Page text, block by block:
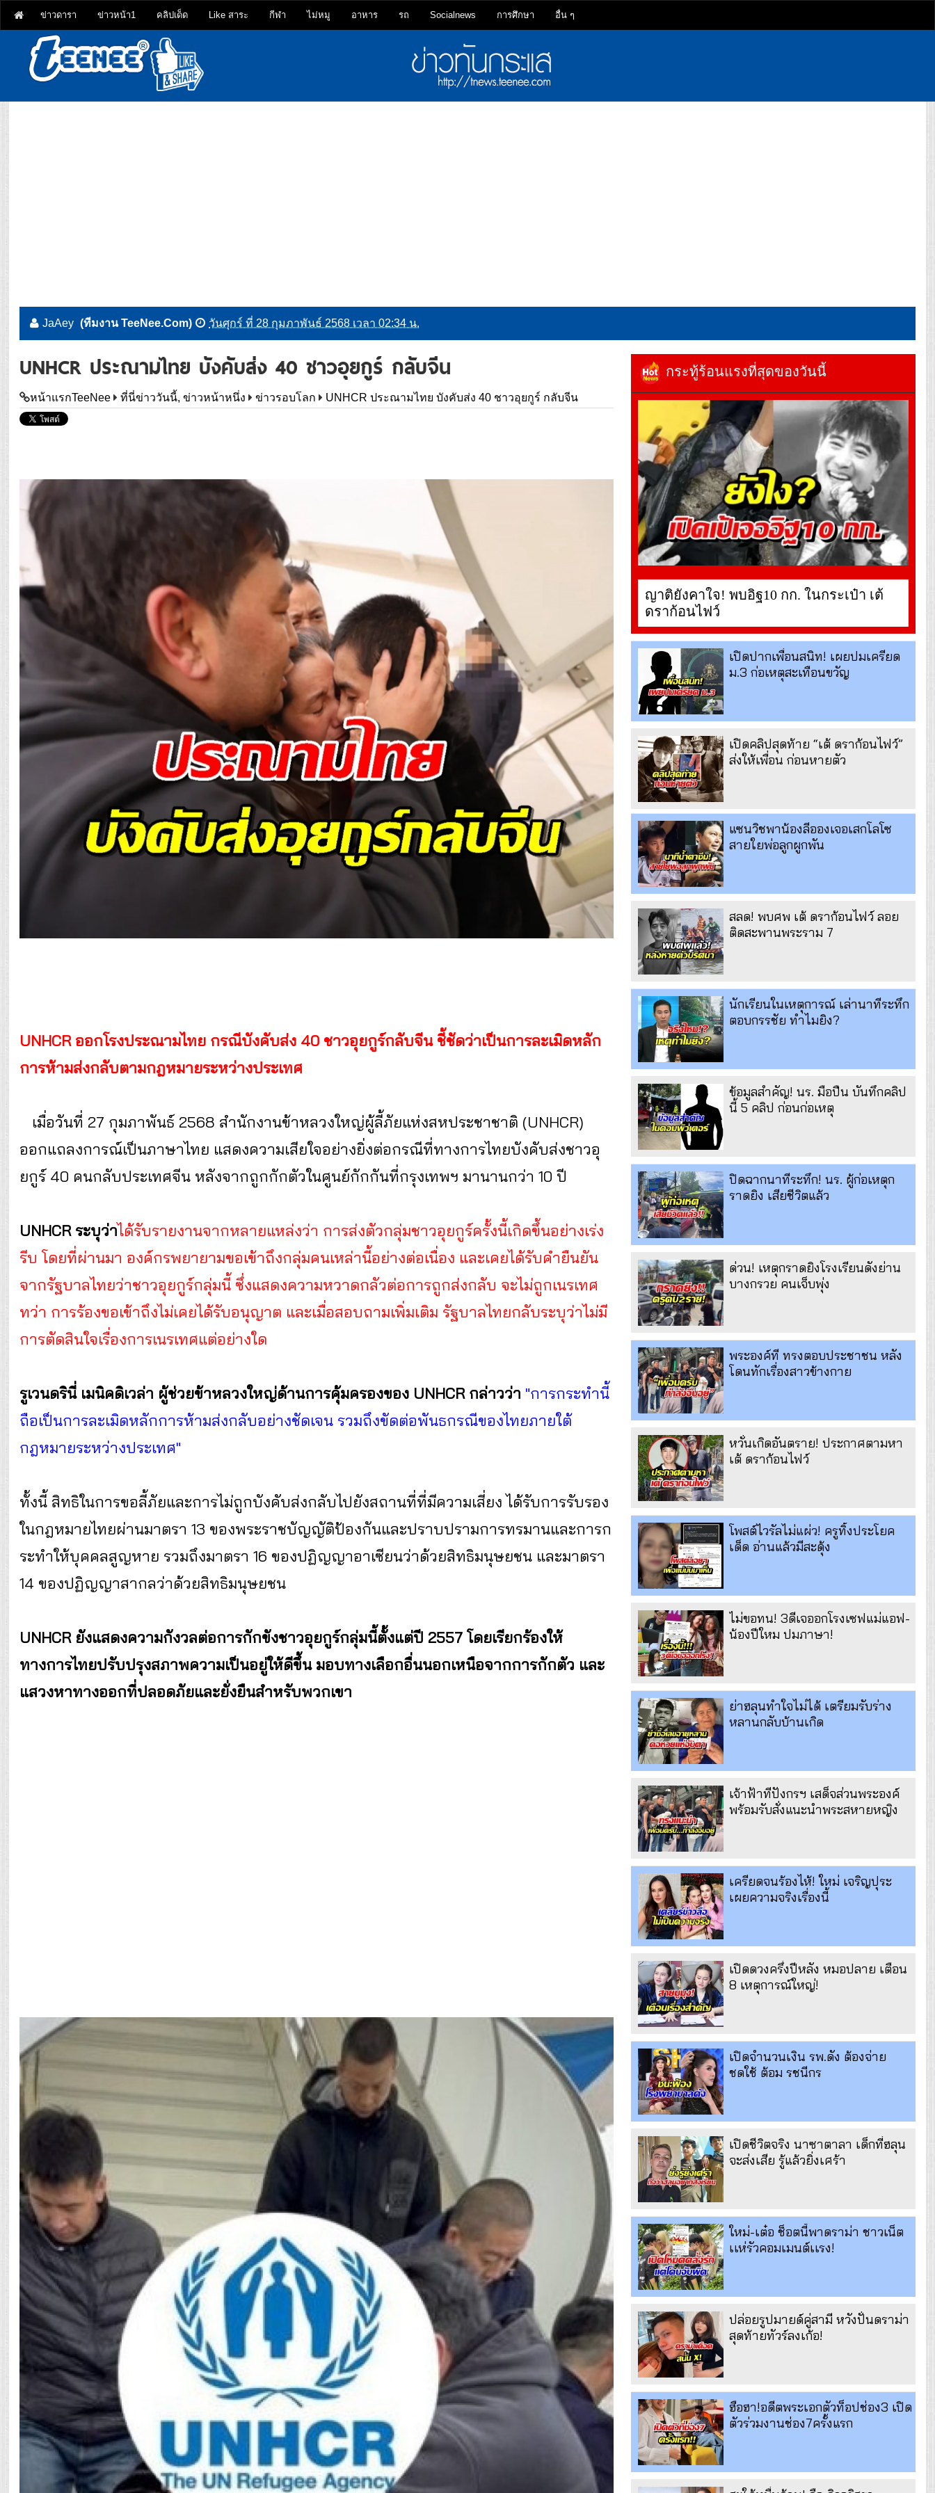
ข่าวดารา ข่าวหน้า1 คลิปเด็ด Like สาระ กีฬา ไม่หมู อาหาร รถ Socialnews การศึกษา อื่น ๆ
JaAey (ทีมงาน TeeNee.Com) วันศุกร์ ที่ 28 กุมภาพันธ์ 2568 เวลา 02:34 น.
UNHCR ประณามไทย บังคับส่ง 40 ชาวอุยกูร์ กลับจีน
หน้าแรกTeeNee ที่นี่ข่าววันนี้, ข่าวหน้าหนึ่ง ข่าวรอบโลก UNHCR ประณามไทย บังคับส่ง 40 ชาวอุยกูร์ กลับจีน
UNHCR ออกโรงประณามไทย กรณีบังคับส่ง 40 ชาวอุยกูร์กลับจีน ชี้ชัดว่าเป็นการละเมิดหลัก
การห้ามส่งกลับตามกฎหมายระหว่างประเทศ
เมื่อวันที่ 27 กุมภาพันธ์ 2568 สำนักงานข้าหลวงใหญ่ผู้ลี้ภัยแห่งสหประชาชาติ (UNHCR)
ออกแถลงการณ์เป็นภาษาไทย แสดงความเสียใจอย่างยิ่งต่อกรณีที่ทางการไทยบังคับส่งชาวอุ
ยกูร์ 40 คนกลับประเทศจีน หลังจากถูกกักตัวในศูนย์กักกันที่กรุงเทพฯ มานานกว่า 10 ปี
UNHCR ระบุว่าได้รับรายงานจากหลายแหล่งว่า การส่งตัวกลุ่มชาวอุยกูร์ครั้งนี้เกิดขึ้นอย่างเร่ง
รีบ โดยที่ผ่านมา องค์กรพยายามขอเข้าถึงกลุ่มคนเหล่านี้อย่างต่อเนื่อง และเคยได้รับคำยืนยัน
จากรัฐบาลไทยว่าชาวอุยกูร์กลุ่มนี้ ซึ่งแสดงความหวาดกลัวต่อการถูกส่งกลับ จะไม่ถูกเนรเทศ
ทว่า การร้องขอเข้าถึงไม่เคยได้รับอนุญาต และเมื่อสอบถามเพิ่มเติม รัฐบาลไทยกลับระบุว่าไม่มี
การตัดสินใจเรื่องการเนรเทศแต่อย่างใด
รูเวนดรินี่ เมนิคดิเวล่า ผู้ช่วยข้าหลวงใหญ่ด้านการคุ้มครองของ UNHCR กล่าวว่า "การกระทำนี้
ถือเป็นการละเมิดหลักการห้ามส่งกลับอย่างชัดเจน รวมถึงขัดต่อพันธกรณีของไทยภายใต้
กฎหมายระหว่างประเทศ"
ทั้งนี้ สิทธิในการขอลี้ภัยและการไม่ถูกบังคับส่งกลับไปยังสถานที่ที่มีความเสี่ยง ได้รับการรับรอง
ในกฎหมายไทยผ่านมาตรา 13 ของพระราชบัญญัติป้องกันและปราบปรามการทรมานและการก
ระทำให้บุคคลสูญหาย รวมถึงมาตรา 16 ของปฏิญญาอาเซียนว่าด้วยสิทธิมนุษยชน และมาตรา
14 ของปฏิญญาสากลว่าด้วยสิทธิมนุษยชน
UNHCR ยังแสดงความกังวลต่อการกักขังชาวอุยกูร์กลุ่มนี้ตั้งแต่ปี 2557 โดยเรียกร้องให้
ทางการไทยปรับปรุงสภาพความเป็นอยู่ให้ดีขึ้น มอบทางเลือกอื่นนอกเหนือจากการกักตัว และ
แสวงหาทางออกที่ปลอดภัยและยั่งยืนสำหรับพวกเขา
กระทู้ร้อนแรงที่สุดของวันนี้
ญาติยังคาใจ! พบอิฐ10 กก. ในกระเป๋า เต้
ดราก้อนไฟว์
เปิดปากเพื่อนสนิท! เผยปมเครียด
ม.3 ก่อเหตุสะเทือนขวัญ
เปิดคลิปสุดท้าย “เต้ ดราก้อนไฟว์”
ส่งให้เพื่อน ก่อนหายตัว
แซนวิชพาน้องลีอองเจอเสกโลโซ
สายใยพ่อลูกผูกพัน
สลด! พบศพ เต้ ดราก้อนไฟว์ ลอย
ติดสะพานพระราม 7
นักเรียนในเหตุการณ์ เล่านาทีระทึก
ตอบกรรชัย ทำไมยิง?
ข้อมูลสำคัญ! นร. มือปืน บันทึกคลิป
นี้ 5 คลิป ก่อนก่อเหตุ
ปิดฉากนาทีระทึก! นร. ผู้ก่อเหตุก
ราดยิง เสียชีวิตแล้ว
ด่วน! เหตุกราดยิงโรงเรียนดังย่าน
บางกรวย คนเจ็บพุ่ง
พระองค์ที ทรงตอบประชาชน หลัง
โดนทักเรื่องสาวข้างกาย
หวั่นเกิดอันตราย! ประกาศตามหา
เต้ ดราก้อนไฟว์
โพสต์ไวรัลไม่แผ่ว! ครูทิ้งประโยค
เด็ด อ่านแล้วมีสะดุ้ง
ไม่ขอทน! 3ดีเจออกโรงเซฟแม่แอฟ-
น้องปีใหม ปมภาษา!
ย่าฮลุนทำใจไม่ได้ เตรียมรับร่าง
หลานกลับบ้านเกิด
เจ้าฟ้าทีปังกรฯ เสด็จส่วนพระองค์
พร้อมรับสั่งแนะนำพระสหายหญิง
เครียดจนร้องไห้! ใหม่ เจริญปุระ
เผยความจริงเรื่องนี้
เปิดดวงครึ่งปีหลัง หมอปลาย เตือน
8 เหตุการณ์ใหญ่!
เปิดจำนวนเงิน รพ.ดัง ต้องจ่าย
ชดใช้ ต้อม รชนีกร
เปิดชีวิตจริง นาซาตาลา เด็กที่ฮลุน
จะส่งเสีย รู้แล้วยิ่งเศร้า
ใหม่-เต๋อ ช็อตนี้พาดราม่า ชาวเน็ต
เเห่รัวคอมเมนต์เเรง!
ปล่อยรูปมายด์คู่สามี หวังปั่นดราม่า
สุดท้ายทัวร์ลงเก้อ!
ฮือฮา!อดีตพระเอกตัวท็อปช่อง3 เปิด
ตัวร่วมงานช่อง7ครั้งแรก